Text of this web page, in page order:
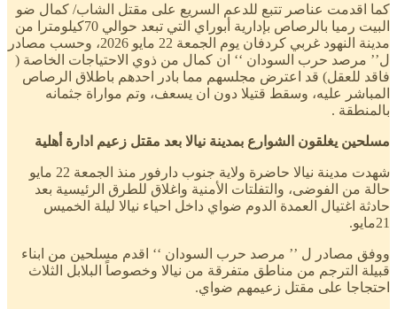
كما اقدمت عناصر تتبع للدعم السريع على مقتل الشاب/ كمال ضو
البيت رميا بالرصاص بإدارية أبوراي التي تبعد حوالي 70كيلومترا من
مدينة النهود غربي كردفان يوم الجمعة 22 مايو 2026، وحسب مصادر
ل’’ مرصد حرب السودان ‘‘ ان كمال من ذوي الاحتياجات الخاصة (
فاقد للعقل) قد اعترض مجلسهم مما بادر احدهم باطلاق الرصاص
المباشر عليه، وسقط قتيلا دون ان يسعف، وتم مواراة جثمانه
بالمنطقة .
مسلحين يغلقون الشوارع بمدينة نيالا بعد مقتل زعيم ادارة أهلية
شهدت مدينة نيالا حاضرة ولاية جنوب دارفور منذ الجمعة 22 مايو
حالة من الفوضى، والتفلتات الأمنية واغلاق للطرق الرئيسية بعد
حادثة اغتيال العمدة الدوم ضواي داخل احياء نيالا ليلة الخميس
21مايو.
ووفق مصادر ل ’’ مرصد حرب السودان ‘‘ اقدم مسلحين من ابناء
قبيلة الترجم من مناطق متفرقة من نيالا وخصوصاً البلابل الثلاث
احتجاجا على مقتل زعيمهم ضواي.